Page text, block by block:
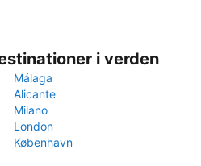
i verden
Málaga
Alicante
Milano
London
København